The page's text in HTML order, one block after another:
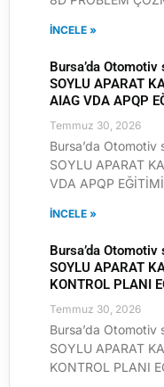
İNCELE »
Bursa’da
SOYLU APARAT
AIAG VDA APQP
Temmuz 30, 2026
Bursa’da
SOYLU APARAT
VDA APQP
İNCELE »
Bursa’da
SOYLU APARAT
KONTROL PLANI
Temmuz 30, 2026
Bursa’da
SOYLU APARAT
KONTROL PLANI